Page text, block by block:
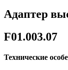
Адаптер
F01.003.07
Технические